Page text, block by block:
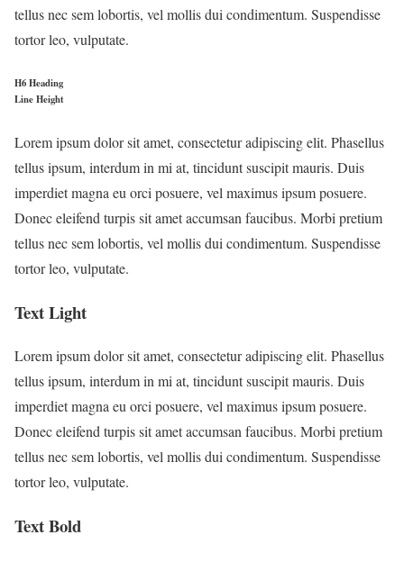
tellus nec sem lobortis, vel mollis dui condimentum. Suspendisse
tortor leo, vulputate.
H6 Heading
Line Height
Lorem ipsum dolor sit amet, consectetur adipiscing elit. Phasellus
tellus ipsum, interdum in mi at, tincidunt suscipit mauris. Duis
imperdiet magna eu orci posuere, vel maximus ipsum posuere.
Donec eleifend turpis sit amet accumsan faucibus. Morbi pretium
tellus nec sem lobortis, vel mollis dui condimentum. Suspendisse
tortor leo, vulputate.
Text Light
Lorem ipsum dolor sit amet, consectetur adipiscing elit. Phasellus
tellus ipsum, interdum in mi at, tincidunt suscipit mauris. Duis
imperdiet magna eu orci posuere, vel maximus ipsum posuere.
Donec eleifend turpis sit amet accumsan faucibus. Morbi pretium
tellus nec sem lobortis, vel mollis dui condimentum. Suspendisse
tortor leo, vulputate.
Text Bold